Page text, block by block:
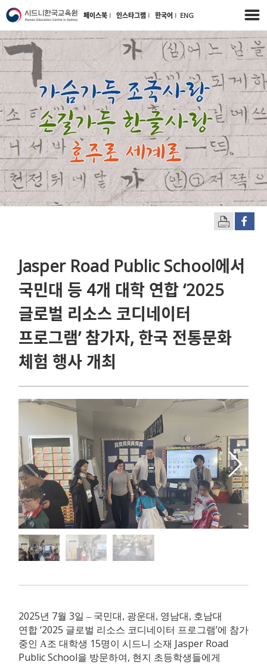
페이스북 l 인스타그램 l 한국어 l ENG
Jasper Road Public School에서
국민대 등 4개 대학 연합 ‘2025
글로벌 리소스 코디네이터
프로그램’ 참가자, 한국 전통문화
체험 행사 개최
2025년 7월 3일 – 국민대, 광운대, 영남대, 호남대
연합 ‘2025 글로벌 리소스 코디네이터 프로그램’에 참가
중인 A조 대학생 15명이 시드니 소재 Jasper Road
Public School을 방문하여 , 현지 초등학생들에게